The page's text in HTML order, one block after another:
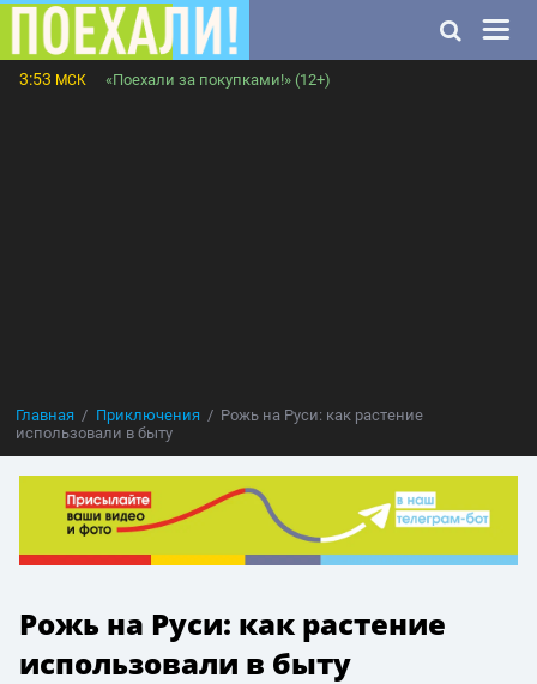
3:53 МСК «Поехали за покупками!» (12+)
Главная Приключения
Рожь на Руси: как растение
использовали в быту
Рожь на Руси: как растение
использовали в быту